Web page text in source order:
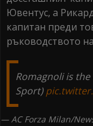
Ювентус, а
капитан преди
ръководството
Romagnoli is
Sport)
— AC Forza Milan/